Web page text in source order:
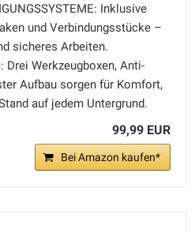
Inklusive
und Verbindungsstücke –
sicheres Arbeiten.
Drei Werkzeugboxen, Anti-
Aufbau sorgen für Komfort,
auf jedem Untergrund.
99,99 EUR
Bei Amazon kaufen*